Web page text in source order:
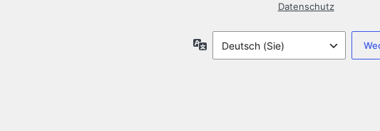
Datenschutz
Sprache